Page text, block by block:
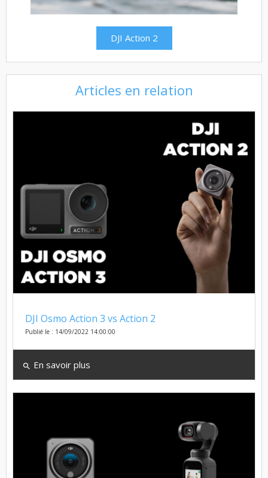
DJI Action 2
Articles en relation
DJI Osmo Action 3 vs Action 2
Publié le : 14/09/2022 14:00:00
search En savoir plus